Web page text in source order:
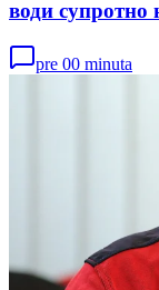
води
pre 00 minuta